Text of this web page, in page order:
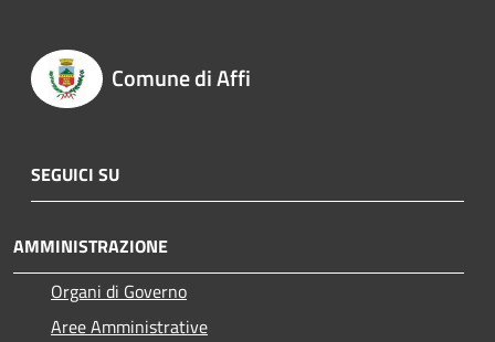
Comune di Affi
SEGUICI SU
AMMINISTRAZIONE
Organi di Governo
Aree Amministrative